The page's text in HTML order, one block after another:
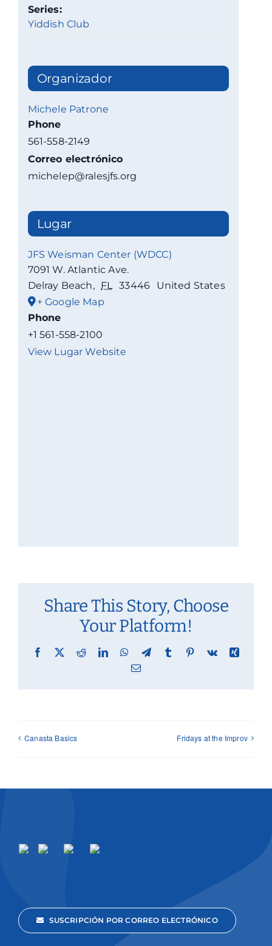
Series:
Yiddish Club
Organizador
Michele Patrone
Phone
561-558-2149
Correo electrónico
michelep@ralesjfs.org
Lugar
JFS Weisman Center (WDCC)
7091 W. Atlantic Ave.
Delray Beach, FL 33446
United States
+ Google Map
Phone
+1 561-558-2100
View Lugar Website
Share This Story, Choose
Your Platform!
Facebook
X RedditLinkedInWhatsApp
TelegramTumblr Pinterest
Vk
Xing
Email
Canasta Basics Fridays at the Improv
SUSCRIPCIÓN POR CORREO ELECTRÓNICO